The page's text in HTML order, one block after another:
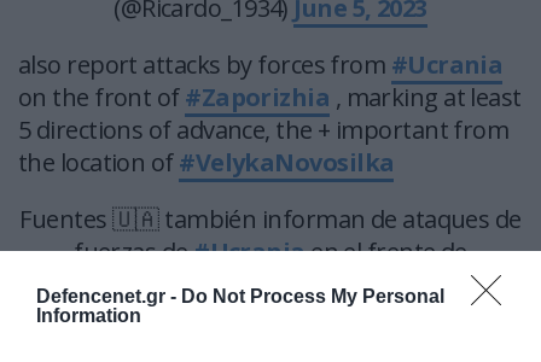
Defencenet.gr - Do Not Process My Personal
Information
(@Ricardo_1934) June 5, 2023
also report attacks by forces from #Ucrania
on the front of#Zaporizhia , marking at least
5 directions of advance, the + important from
the location of#VelykaNovosilka
Fuentes 🇺🇦 también informan de ataques de
fuerzas de#Ucraniaen el frente de
#Zaporizhia, marcando, al menos, 5
direcciones de avance, la + importante desde la